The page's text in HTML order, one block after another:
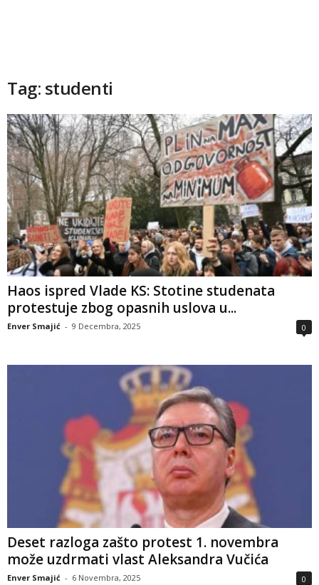
Tag: studenti
Haos ispred Vlade KS: Stotine studenata
protestuje zbog opasnih uslova u...
Enver Smajić - 9 Decembra, 2025 0
Deset razloga zašto protest 1. novembra
može uzdrmati vlast Aleksandra Vučića
Enver Smajić - 6 Novembra, 2025 0